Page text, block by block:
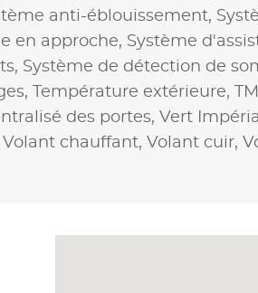
anti-éblouissement,
en approche, Système
Système de détection de
Température extérieure,
des portes, Vert
Volant chauffant, Volant cuir,